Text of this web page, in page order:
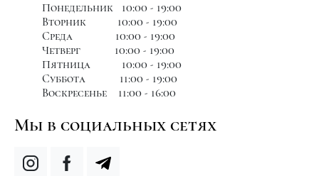
Понедельник 10:00 - 19:00
Вторник 10:00 - 19:00
Среда 10:00 - 19:00
Четверг 10:00 - 19:00
Пятница 10:00 - 19:00
Суббота 11:00 - 19:00
Воскресенье 11:00 - 16:00
Мы в социальных сетях